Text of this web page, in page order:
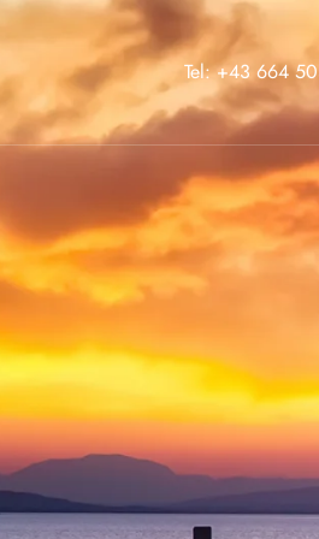
Tel: +43 664